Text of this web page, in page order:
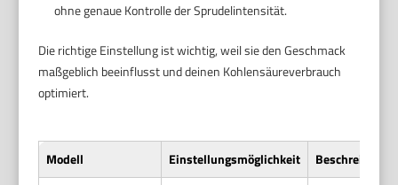
ohne genaue Kontrolle der Sprudelintensität.
Die richtige Einstellung ist wichtig, weil sie den Geschmack
maßgeblich beeinflusst und deinen Kohlensäureverbrauch
optimiert.
Modell Einstellungsmöglichkeit
Beschreibung